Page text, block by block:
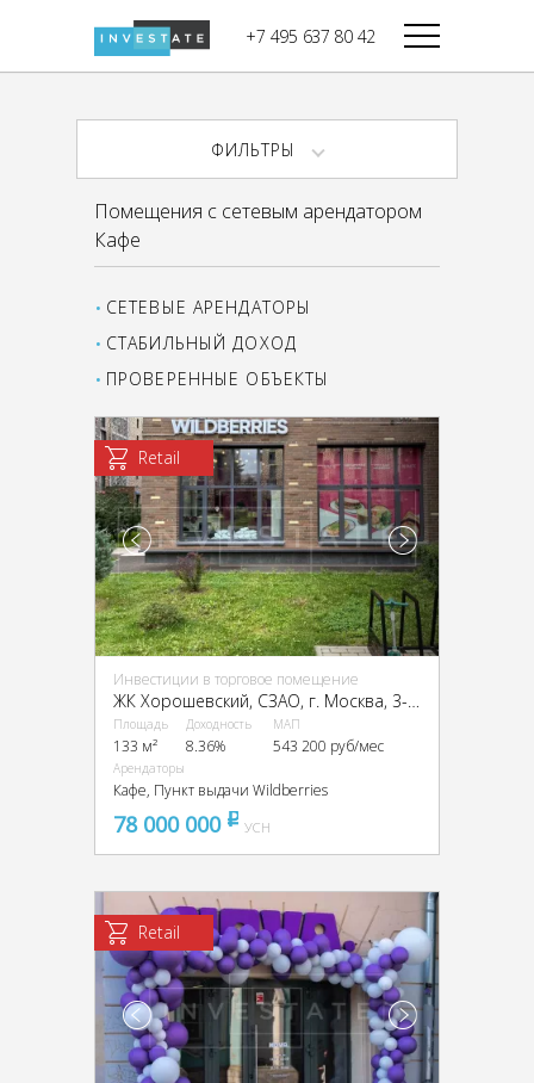
+7 495 637 80 42
Дикси
В башне
Запад
Башня Федерация-I
Восток
Город Столиц,
Южный блок
ФИЛЬТРЫ
Помещения с сетевым арендатором
Кафе
СЕТЕВЫЕ АРЕНДАТОРЫ
СТАБИЛЬНЫЙ ДОХОД
ПРОВЕРЕННЫЕ ОБЪЕКТЫ
Retail
Инвестиции в торговое помещение
ЖК Хорошевский, CЗАО, г. Москва, 3-я Хорошёвская ул., 25к2
Площадь
133 м²
Доходность
8.36%
МАП
543 200 руб/мес
Арендаторы
Кафе, Пункт выдачи Wildberries
78 000 000 pуб
УСН
Retail